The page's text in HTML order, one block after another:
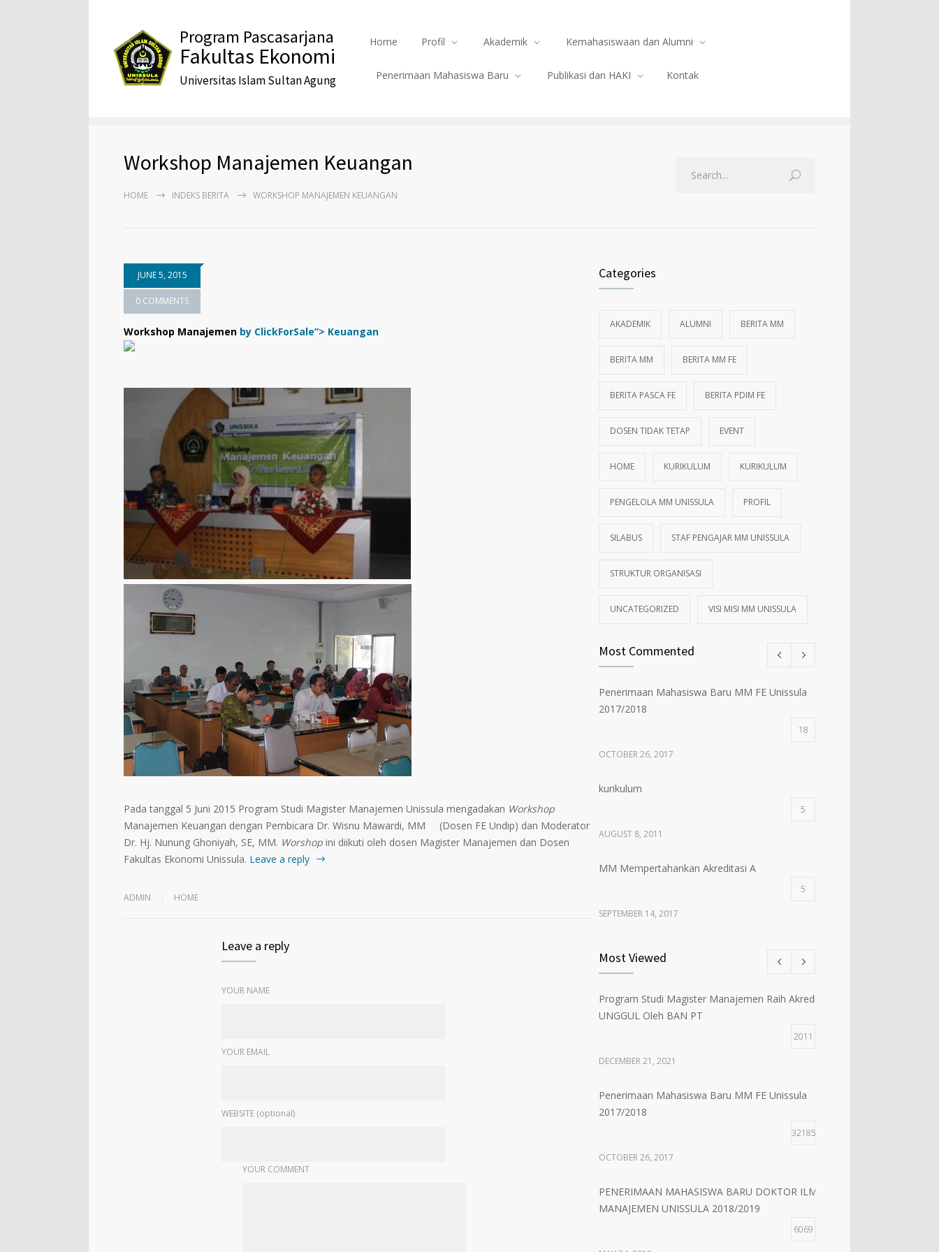
Program Pascasarjana
Fakultas Ekonomi
Universitas Islam Sultan Agung
Home Profil Akademik Kemahasiswaan dan Alumni
Penerimaan Mahasiswa Baru Publikasi dan HAKI Kontak
Workshop Manajemen Keuangan
HOME INDEKS BERITA WORKSHOP MANAJEMEN KEUANGAN
JUNE 5, 2015
0 COMMENTS
Workshop Manajemen by ClickForSale”> Keuangan
Pada tanggal 5 Juni 2015 Program Studi Magister Manajemen Unissula mengadakan Workshop
Manajemen Keuangan dengan Pembicara Dr. Wisnu Mawardi, MM (Dosen FE Undip) dan Moderator
Dr. Hj. Nunung Ghoniyah, SE, MM. Worshop ini diikuti oleh dosen Magister Manajemen dan Dosen
Fakultas Ekonomi Unissula. Leave a reply
ADMIN HOME
Leave a reply
YOUR NAME
YOUR EMAIL
WEBSITE (optional)
YOUR COMMENT
Categories
AKADEMIK ALUMNI BERITA MM
BERITA MM BERITA MM FE
BERITA PASCA FE BERITA PDIM FE
DOSEN TIDAK TETAP EVENT
HOME KURIKULUM KURIKULUM
PENGELOLA MM UNISSULA PROFIL
SILABUS STAF PENGAJAR MM UNISSULA
STRUKTUR ORGANISASI
UNCATEGORIZED VISI MISI MM UNISSULA
Most Commented
Penerimaan Mahasiswa Baru MM FE Unissula
2017/2018
18
OCTOBER 26, 2017
kurikulum
5
AUGUST 8, 2011
MM Mempertahankan Akreditasi A
5
SEPTEMBER 14, 2017
Angkatan 61
MARCH 1, 2018
PENERIMAAN MAHASISWA BARU MM UNISSULA
2018/2019
MAY 24, 2018
Most Viewed
Program Studi Magister Manajemen Raih Akreditasi
UNGGUL Oleh BAN PT
2011
DECEMBER 21, 2021
Penerimaan Mahasiswa Baru MM FE Unissula
2017/2018
32185
OCTOBER 26, 2017
PENERIMAAN MAHASISWA BARU DOKTOR ILMU
MANAJEMEN UNISSULA 2018/2019
6069